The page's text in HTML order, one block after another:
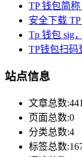
TP 钱包简
安全下载
Tp 钱包 sig
TP钱包扫码
站点信息
文章总数
页面总数:0
分类总数:4
标签总数